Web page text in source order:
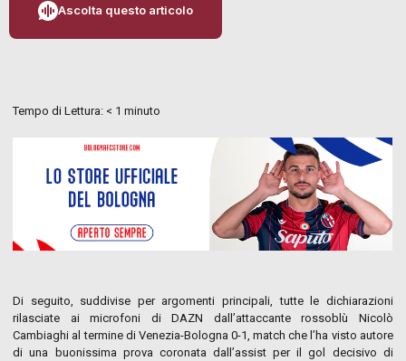
Ascolta questo articolo
Tempo di Lettura: < 1 minuto
Di seguito, suddivise per argomenti principali, tutte le dichiarazioni
rilasciate ai microfoni di DAZN dall’attaccante rossoblù Nicolò
Cambiaghi al termine di Venezia-Bologna 0-1, match che l’ha visto autore
di una buonissima prova coronata dall’assist per il gol decisivo di